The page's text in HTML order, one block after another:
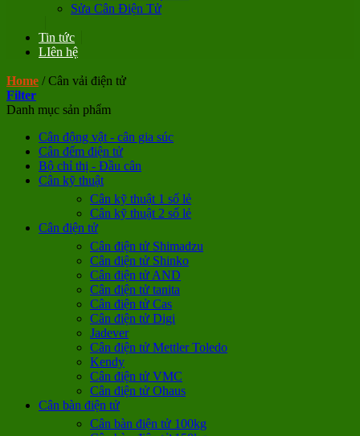
Sửa Cân Điện Tử
Tin tức
LIên hệ
Home /Cân vải điện tử
Filter
Danh mục sản phẩm
Cân động vật - cân gia súc
Cân đếm điện tử
Bộ chỉ thị - Đầu cân
Cân kỹ thuật
Cân kỹ thuật 1 số lẻ
Cân kỹ thuật 2 số lẻ
Cân điện tử
Cân điện tử Shimadzu
Cân điện tử Shinko
Cân điện tử AND
Cân điện tử tanita
Cân điện tử Cas
Cân điện tử Digi
Jadever
Cân điện tử Mettler Toledo
Kendy
Cân điện tử VMC
Cân điện tử Ohaus
Cân bàn điện tử
Cân bàn điện tử 100kg